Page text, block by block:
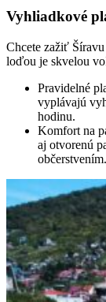
Vyhliadkové
Chcete zažiť
loďou je skvelou
Pravidelné
vyplávajú
hodinu.
Komfort na
aj otvorenú
občerstvením.